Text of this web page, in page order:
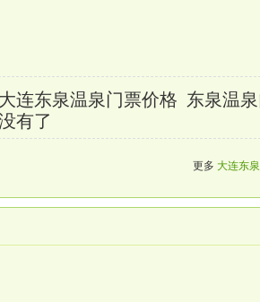
大连东泉温泉门票价格 东泉温
有了
更多 大连东